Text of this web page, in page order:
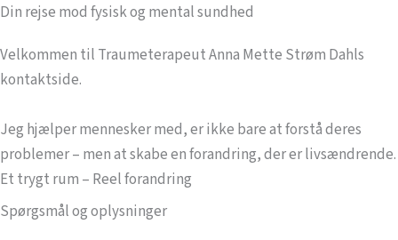
Din rejse mod fysisk og mental sundhed
Velkommen til Traumeterapeut Anna Mette Strøm Dahls
kontaktside.
Jeg hjælper mennesker med, er ikke bare at forstå deres
problemer – men at skabe en forandring, der er livsændrende.
Et trygt rum – Reel forandring
Spørgsmål og oplysninger